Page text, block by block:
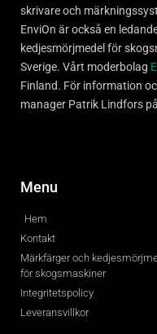
skrivare och
EnviOn är också en
kedjesmörjmedel för
Sverige. Vårt moderbolag
Finland. För information
manager Patrik Lindfors
Menu
Hem
Kontakt
Märkfärger och
för skogsmaskiner
Integritetspolicy
Leveransvillkor